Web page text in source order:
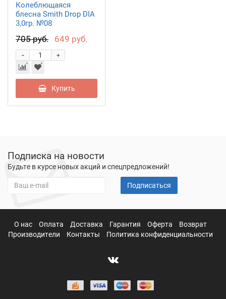
Колеблющаяся
блесна Smith Drop DIA
3,0гр. №08
705 руб. 649 руб.
+
-
Купить
Подписка на новости
Будьте в курсе новых акций и спецпредложений!
Подписаться
О нас Оплата Доставка Гарантия Оферта
Возврат
Производители
Контакты Политика конфиденциальности